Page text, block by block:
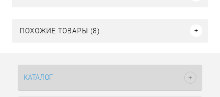
ПОХОЖИЕ ТОВАРЫ (8)
КАТАЛОГ